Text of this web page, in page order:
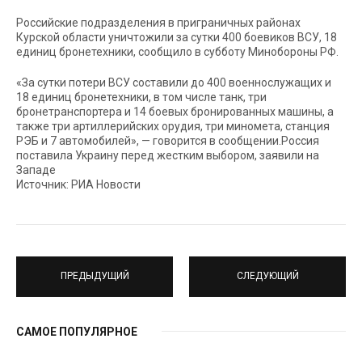
Российские подразделения в приграничных районах
Курской области уничтожили за сутки 400 боевиков ВСУ, 18
единиц бронетехники, сообщило в субботу Минобороны РФ.
«За сутки потери ВСУ составили до 400 военнослужащих и
18 единиц бронетехники, в том числе танк, три
бронетранспортера и 14 боевых бронированных машины, а
также три артиллерийских орудия, три миномета, станция
РЭБ и 7 автомобилей», — говорится в сообщении.Россия
поставила Украину перед жестким выбором, заявили на
Западе
Источник: РИА Новости
ПРЕДЫДУЩИЙ СЛЕДУЮЩИЙ
САМОЕ ПОПУЛЯРНОЕ